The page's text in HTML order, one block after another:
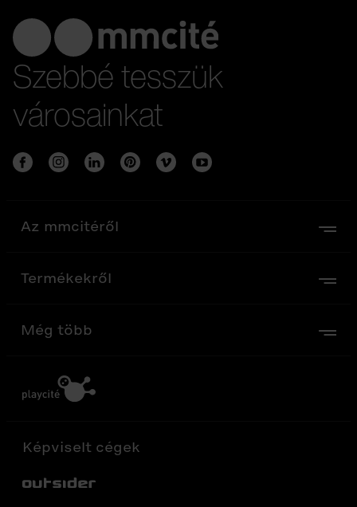
Szebbé tesszük
városainkat
Az mmcitéről
Termékekről
Még több
Képviselt cégek
Out-Sider